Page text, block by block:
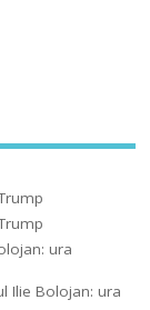
ura
Ilie Bolojan: ura